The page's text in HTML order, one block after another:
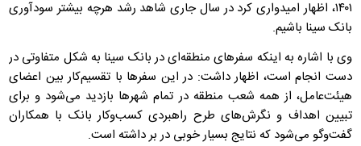
۱۴۰۱، اظهار امیدواری کرد در سال جاری شاهد رشد هرچه بیشتر سودآوری
بانک سینا باشیم.
وی با اشاره به اینکه سفرهای منطقه‌ای در بانک سینا به شکل متفاوتی در
دست انجام است، اظهار داشت: در این سفرها با تقسیم‌کار بین اعضای
هیئت‌عامل، از همه شعب منطقه در تمام شهرها بازدید می‌شود و برای
تبیین اهداف و نگرش‌های طرح راهبردی کسب‌وکار بانک با همکاران
گفت‌وگو می‌شود که نتایج بسیار خوبی در بر داشته است‌.